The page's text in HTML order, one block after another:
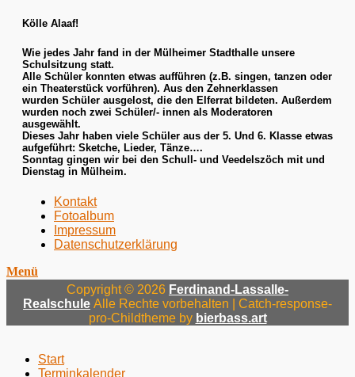
Kölle Alaaf!
Wie jedes Jahr fand in der Mülheimer Stadthalle unsere
Schulsitzung statt.
Alle Schüler konnten etwas aufführen (z.B. singen, tanzen oder
ein Theaterstück vorführen). Aus den Zehnerklassen
wurden Schüler ausgelost, die den Elferrat bildeten. Außerdem
wurden noch zwei Schüler/- innen als Moderatoren
ausgewählt.
Dieses Jahr haben viele Schüler aus der 5. Und 6. Klasse etwas
aufgeführt: Sketche, Lieder, Tänze….
Sonntag gingen wir bei den Schull- und Veedelszöch mit und
Dienstag in Mülheim.
Menü
Fußzeile
Zum
Inhalt:
Kontakt
Fotoalbum
Impressum
Datenschutzerklärung
Menü
Copyright © 2026 Ferdinand-Lassalle-
Realschule Alle Rechte vorbehalten | Catch-response-
pro-Childtheme by bierbass.art
Start
Terminkalender